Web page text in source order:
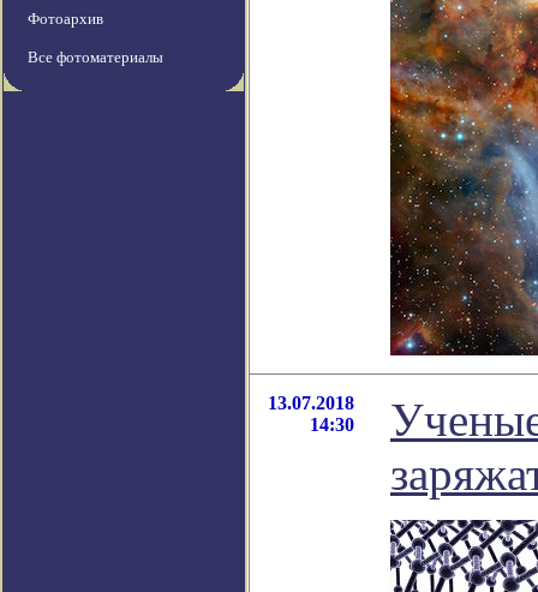
Фотоархив
Все фотоматериалы
13.07.2018
14:30